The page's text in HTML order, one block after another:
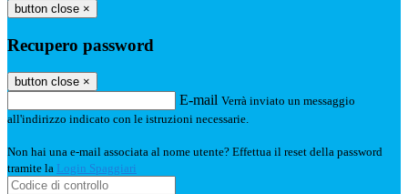
button close ×
Recupero password
button close ×
E-mail Verrà inviato un messaggio
all'indirizzo indicato con le istruzioni necessarie.
Non hai una e-mail associata al nome utente? Effettua il reset della password
tramite la Login Spaggiari